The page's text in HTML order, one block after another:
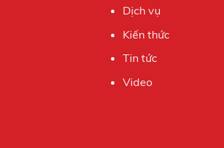
Dịch vụ
Kiến thức
Tin tức
Video